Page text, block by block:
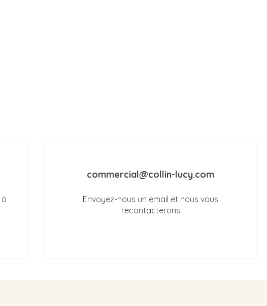
commercial@collin-lucy.com
Envoyez-nous un email et nous vous
recontacterons